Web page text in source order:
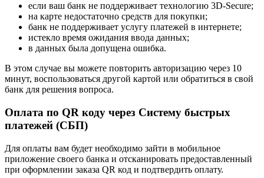
если ваш банк не поддерживает технологию 3D-Secure;
на карте недостаточно средств для покупки;
банк не поддерживает услугу платежей в интернете;
истекло время ожидания ввода данных;
в данных была допущена ошибка.
В этом случае вы можете повторить авторизацию через 10
минут, воспользоваться другой картой или обратиться в свой
банк для решения вопроса.
Оплата по QR коду через Систему быстрых
платежей (СБП)
Для оплаты вам будет необходимо зайти в мобильное
приложение своего банка и отсканировать предоставленный
при оформлении заказа QR код и подтвердить оплату.